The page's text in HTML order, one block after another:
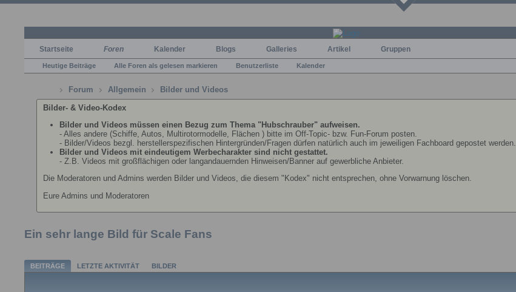
Startseite Foren Kalender Blogs Galleries Artikel Gruppen
Heutige Beiträge Alle Foren als gelesen markieren Benutzerliste Kalender
Forum Allgemein
Bilder und Videos
Bilder- & Video-Kodex
Bilder und Videos müssen einen Bezug zum Thema "Hubschrauber" aufweisen.
- Alles andere (Schiffe, Autos, Multirotormodelle, Flächen ) bitte im Off-Topic- bzw. Fun-Forum posten.
- Bilder/Videos bezgl. herstellerspezifischen Hintergründen/Fragen dürfen natürlich auch im jeweiligen Fachboard gepostet werden.
Bilder und Videos mit eindeutigem Werbecharakter sind nicht gestattet.
- Z.B. Videos mit großflächigen oder langandauernden Hinweisen/Banner auf gewerbliche Anbieter.
Die Moderatoren und Admins werden Bilder und Videos, die diesem "Kodex" nicht entsprechen, ohne Vorwarnung löschen.
Eure Admins und Moderatoren
Ein sehr lange Bild für Scale Fans
BEITRÄGE LETZTE AKTIVITÄT BILDER